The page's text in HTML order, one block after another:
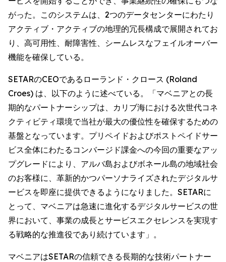
がった。このシステムは、2つのデータセンターにわたり
アクティブ・アクティブの地理的冗長構成で展開されてお
り、高可用性、耐障害性、シームレスなフェイルオーバー
機能を確保している。
SETARのCEOであるローランド・クロース (Roland
Croes) は、以下のように述べている。「マベニアとの長
期的なパートナーシップは、カリブ海における次世代コネ
クティビティ環境で当社が最大の優位性を確保するための
基盤となっています。プリペイドおよびポストペイドサー
ビス全体にわたるコンバージド課金への今回の重要なアッ
プグレードにより、アルバ島およびボネール島の地域社会
のお客様に、革新的かつパーソナライズされたデジタルサ
ービスを即座に提供できるようになりました。SETARに
とって、マベニアは急速に進化するデジタルサービスの世
界において、事業の成長とサービスエクセレンスを実現す
る戦略的な推進役であり続けています」。
マベニアはSETARの信頼できる長期的な技術パートナー